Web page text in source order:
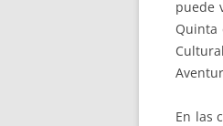
puede
Quinta
En las